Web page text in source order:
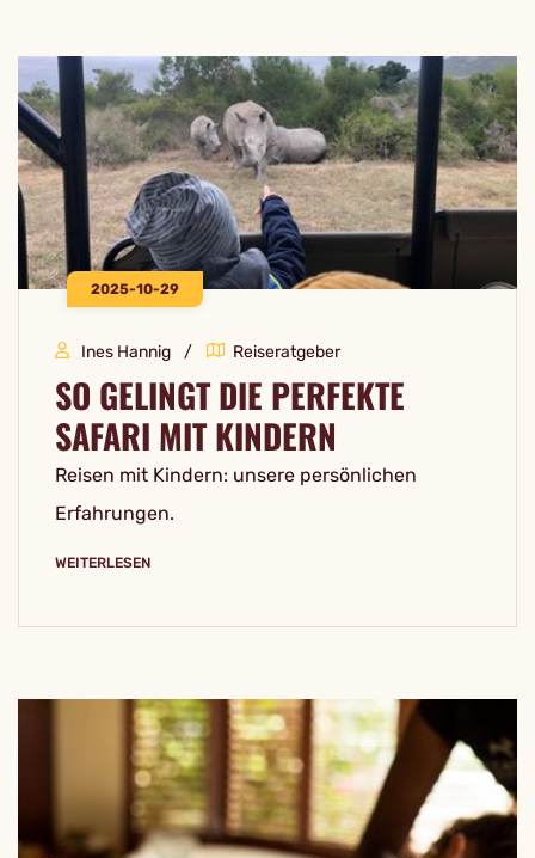
2025-10-29
Ines Hannig Reiseratgeber
SO GELINGT DIE PERFEKTE
SAFARI MIT KINDERN
Reisen mit Kindern: unsere persönlichen
Erfahrungen.
WEITERLESEN